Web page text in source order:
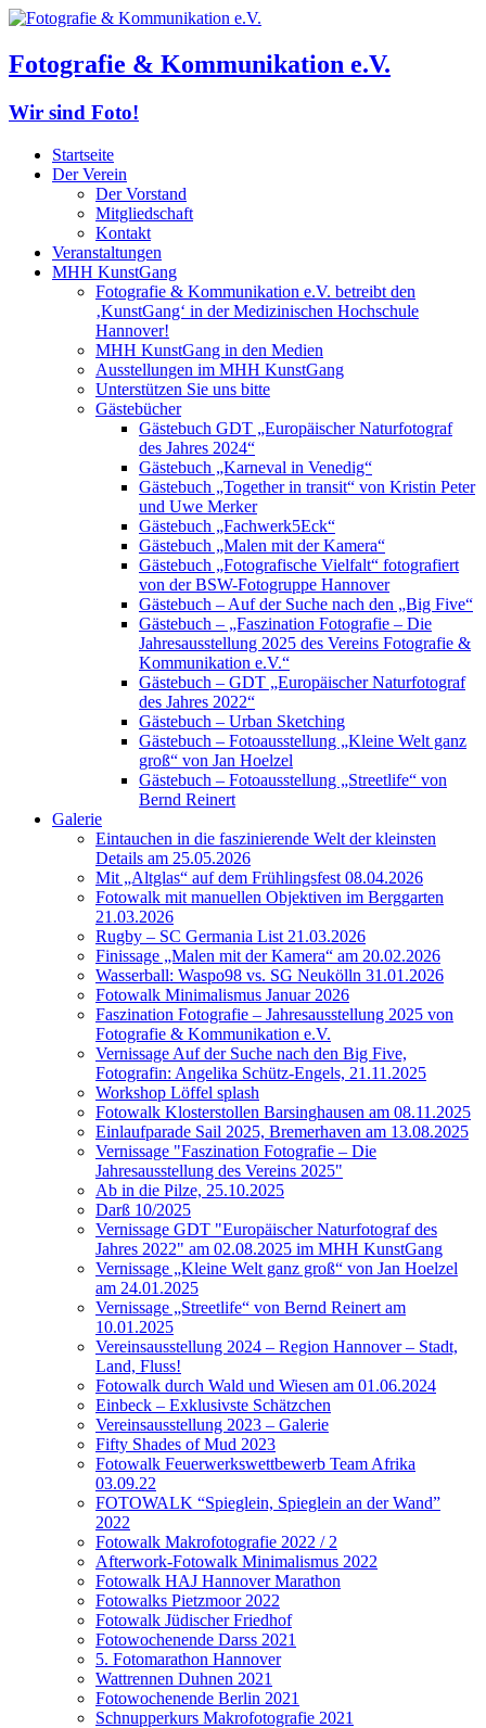
Fotografie & Kommunikation e.V.
Wir sind Foto!
Startseite
Der Verein
Der Vorstand
Mitgliedschaft
Kontakt
Veranstaltungen
MHH KunstGang
Fotografie & Kommunikation e.V. betreibt den
‚KunstGang‘ in der Medizinischen Hochschule
Hannover!
MHH KunstGang in den Medien
Ausstellungen im MHH KunstGang
Unterstützen Sie uns bitte
Gästebücher
Gästebuch GDT „Europäischer Naturfotograf
des Jahres 2024“
Gästebuch „Karneval in Venedig“
Gästebuch „Together in transit“ von Kristin Peter
und Uwe Merker
Gästebuch „Fachwerk5Eck“
Gästebuch „Malen mit der Kamera“
Gästebuch „Fotografische Vielfalt“ fotografiert
von der BSW-Fotogruppe Hannover
Gästebuch – Auf der Suche nach den „Big Five“
Gästebuch – „Faszination Fotografie – Die
Jahresausstellung 2025 des Vereins Fotografie &
Kommunikation e.V.“
Gästebuch – GDT „Europäischer Naturfotograf
des Jahres 2022“
Gästebuch – Urban Sketching
Gästebuch – Fotoausstellung „Kleine Welt ganz
groß“ von Jan Hoelzel
Gästebuch – Fotoausstellung „Streetlife“ von
Bernd Reinert
Galerie
Eintauchen in die faszinierende Welt der kleinsten
Details am 25.05.2026
Mit „Altglas“ auf dem Frühlingsfest 08.04.2026
Fotowalk mit manuellen Objektiven im Berggarten
21.03.2026
Rugby – SC Germania List 21.03.2026
Finissage „Malen mit der Kamera“ am 20.02.2026
Wasserball: Waspo98 vs. SG Neukölln 31.01.2026
Fotowalk Minimalismus Januar 2026
Faszination Fotografie – Jahresausstellung 2025 von
Fotografie & Kommunikation e.V.
Vernissage Auf der Suche nach den Big Five,
Fotografin: Angelika Schütz-Engels, 21.11.2025
Workshop Löffel splash
Fotowalk Klosterstollen Barsinghausen am 08.11.2025
Einlaufparade Sail 2025, Bremerhaven am 13.08.2025
Vernissage "Faszination Fotografie – Die
Jahresausstellung des Vereins 2025"
Ab in die Pilze, 25.10.2025
Darß 10/2025
Vernissage GDT "Europäischer Naturfotograf des
Jahres 2022" am 02.08.2025 im MHH KunstGang
Vernissage „Kleine Welt ganz groß“ von Jan Hoelzel
am 24.01.2025
Vernissage „Streetlife“ von Bernd Reinert am
10.01.2025
Vereinsausstellung 2024 – Region Hannover – Stadt,
Land, Fluss!
Fotowalk durch Wald und Wiesen am 01.06.2024
Einbeck – Exklusivste Schätzchen
Vereinsausstellung 2023 – Galerie
Fifty Shades of Mud 2023
Fotowalk Feuerwerkswettbewerb Team Afrika
03.09.22
FOTOWALK “Spieglein, Spieglein an der Wand”
2022
Fotowalk Makrofotografie 2022 / 2
Afterwork-Fotowalk Minimalismus 2022
Fotowalk HAJ Hannover Marathon
Fotowalks Pietzmoor 2022
Fotowalk Jüdischer Friedhof
Fotowochenende Darss 2021
5. Fotomarathon Hannover
Wattrennen Duhnen 2021
Fotowochenende Berlin 2021
Schnupperkurs Makrofotografie 2021